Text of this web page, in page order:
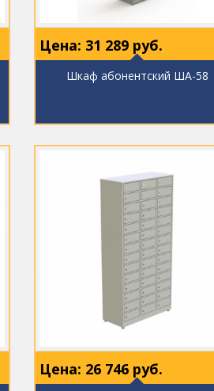
Цена: 31 289 руб.
Шкаф абонентский ША-58
Цена: 26 746 руб.